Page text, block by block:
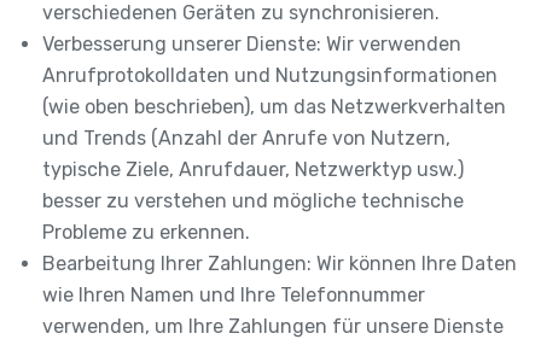
verschiedenen Geräten zu synchronisieren.
Verbesserung unserer Dienste: Wir verwenden
Anrufprotokolldaten und Nutzungsinformationen
(wie oben beschrieben), um das Netzwerkverhalten
und Trends (Anzahl der Anrufe von Nutzern,
typische Ziele, Anrufdauer, Netzwerktyp usw.)
besser zu verstehen und mögliche technische
Probleme zu erkennen.
Bearbeitung Ihrer Zahlungen: Wir können Ihre Daten
wie Ihren Namen und Ihre Telefonnummer
verwenden, um Ihre Zahlungen für unsere Dienste